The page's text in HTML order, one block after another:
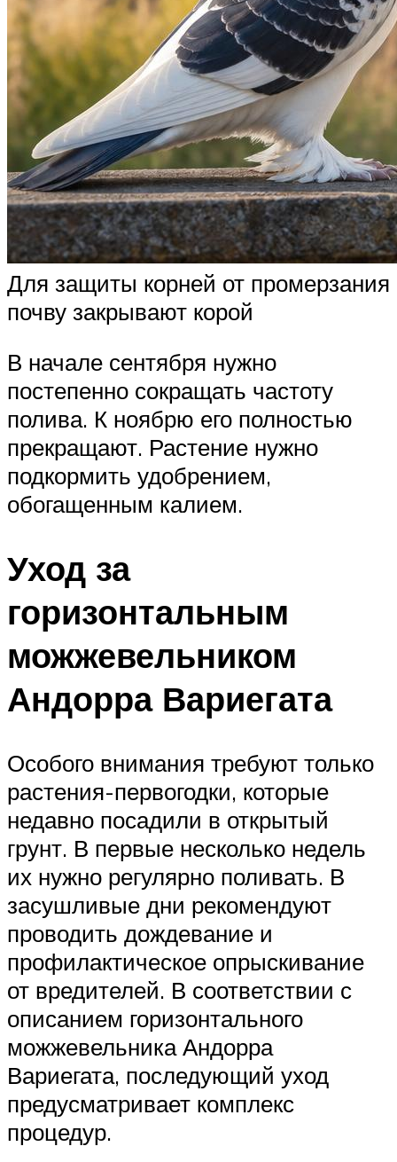
Для защиты корней от промерзания
почву закрывают корой
В начале сентября нужно
постепенно сокращать частоту
полива. К ноябрю его полностью
прекращают. Растение нужно
подкормить удобрением,
обогащенным калием.
Уход за
горизонтальным
можжевельником
Андорра Вариегата
Особого внимания требуют только
растения-первогодки, которые
недавно посадили в открытый
грунт. В первые несколько недель
их нужно регулярно поливать. В
засушливые дни рекомендуют
проводить дождевание и
профилактическое опрыскивание
от вредителей. В соответствии с
описанием горизонтального
можжевельника Андорра
Вариегата, последующий уход
предусматривает комплекс
процедур.